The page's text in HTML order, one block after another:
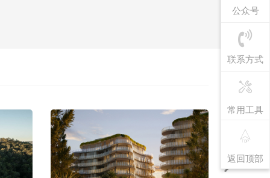
公众号
联系方式
常用工具
返回顶部